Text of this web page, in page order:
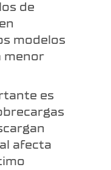
de
modelos
menor
es
afecta